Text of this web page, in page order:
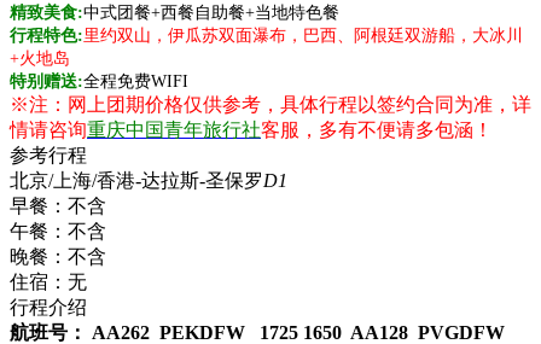
精致美食:中式团餐+西餐自助餐+当地特色餐
行程特色:里约双山，伊瓜苏双面瀑布，巴西、阿根廷双游船，大冰川
+火地岛
特别赠送:全程免费WIFI
※注：网上团期价格仅供参考，具体行程以签约合同为准，详
情请咨询重庆中国青年旅行社客服，多有不便请多包涵！
参考行程
北京/上海/香港-达拉斯-圣保罗D1
早餐： 不含
午餐： 不含
晚餐： 不含
住宿： 无
行程介绍
航班号： AA262 PEKDFW 1725 1650 AA128 PVGDFW